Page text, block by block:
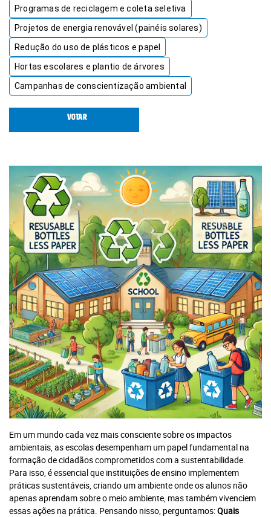
Programas de reciclagem e coleta seletiva
Projetos de energia renovável (painéis solares)
Redução do uso de plásticos e papel
Hortas escolares e plantio de árvores
Campanhas de conscientização ambiental
Em um mundo cada vez mais consciente sobre os impactos
ambientais, as escolas desempenham um papel fundamental na
formação de cidadãos comprometidos com a sustentabilidade.
Para isso, é essencial que instituições de ensino implementem
práticas sustentáveis, criando um ambiente onde os alunos não
apenas aprendam sobre o meio ambiente, mas também vivenciem
essas ações na prática. Pensando nisso, perguntamos:Quais